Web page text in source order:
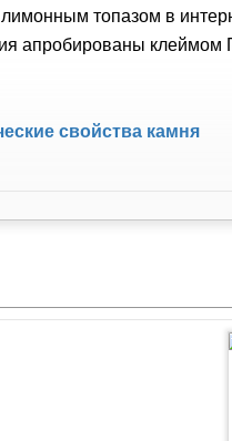
топазом в
апробированы
свойства камня